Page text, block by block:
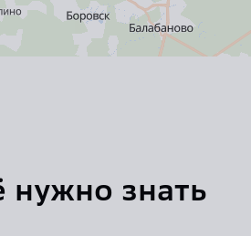
нужно знать